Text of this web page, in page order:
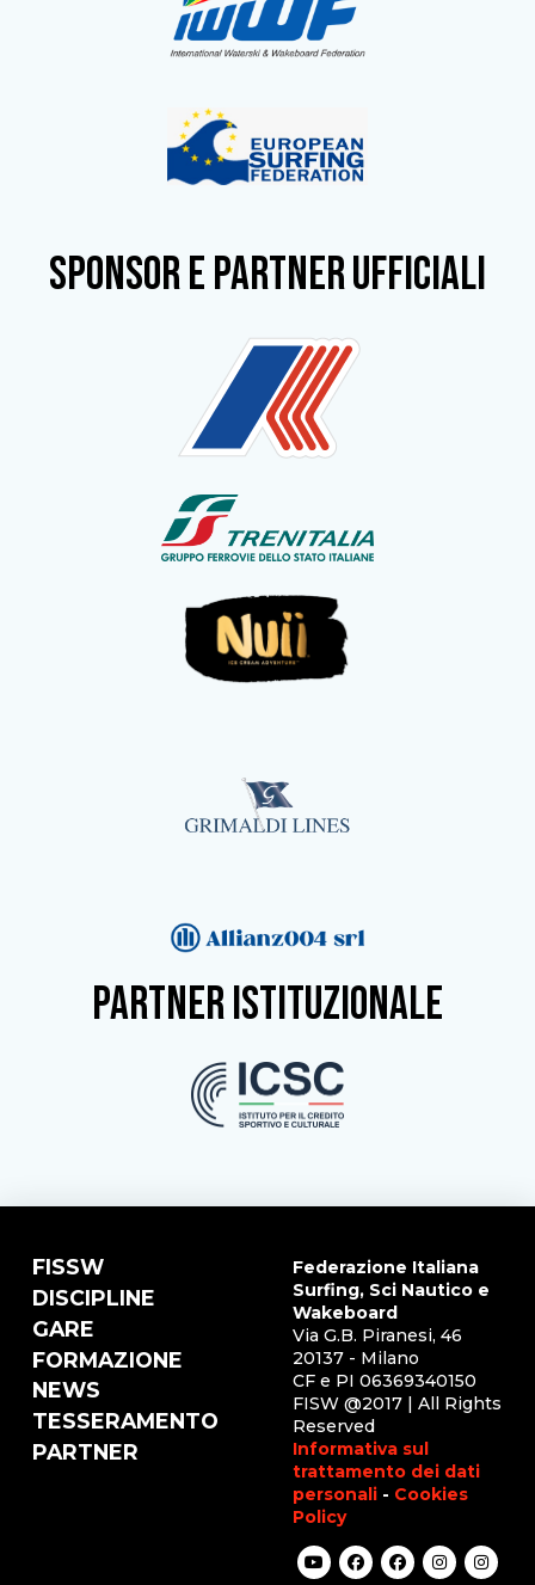
SPONSOR e partner ufficiali
partner istituzionale
FISSW
DISCIPLINE
GARE
FORMAZIONE
NEWS
TESSERAMENTO
PARTNER
Federazione Italiana
Surfing, Sci Nautico e
Wakeboard
Via G.B. Piranesi, 46
20137 - Milano
CF e PI 06369340150
FISW @2017 | All Rights
Reserved
Informativa sul
trattamento dei dati
personali - Cookies
Policy